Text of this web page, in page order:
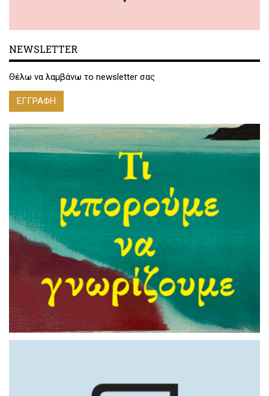
NEWSLETTER
Θέλω να λαμβάνω το newsletter σας
ΕΓΓΡΑΦΗ